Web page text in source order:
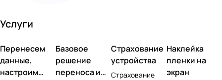
Услуги
Перенесем
данные,
настроим
Базовое
решение
переноса и
Страхование
устройства
Страхование
Наклейка
пленки на
экран